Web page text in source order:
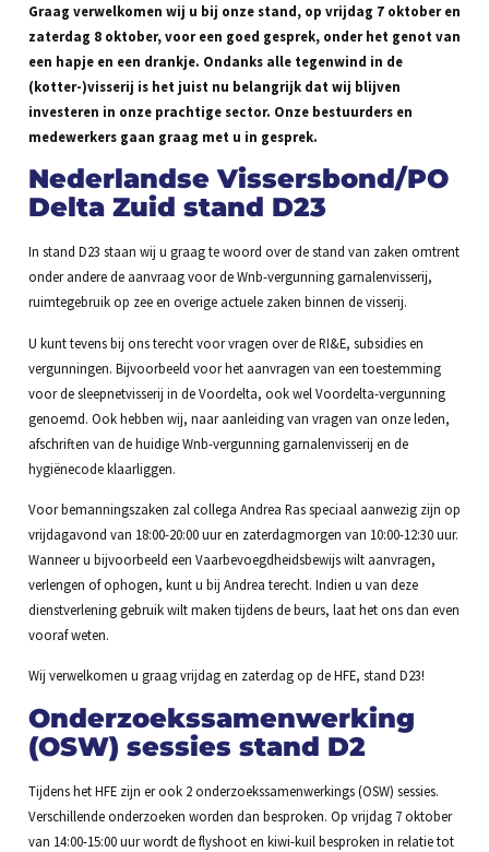
Graag verwelkomen wij u bij onze stand, op vrijdag 7 oktober en
zaterdag 8 oktober, voor een goed gesprek, onder het genot van
een hapje en een drankje. Ondanks alle tegenwind in de
(kotter-)visserij is het juist nu belangrijk dat wij blijven
investeren in onze prachtige sector. Onze bestuurders en
medewerkers gaan graag met u in gesprek.
Nederlandse Vissersbond/PO
Delta Zuid stand D23
In stand D23 staan wij u graag te woord over de stand van zaken omtrent
onder andere de aanvraag voor de Wnb-vergunning garnalenvisserij,
ruimtegebruik op zee en overige actuele zaken binnen de visserij.
U kunt tevens bij ons terecht voor vragen over de RI&E, subsidies en
vergunningen. Bijvoorbeeld voor het aanvragen van een toestemming
voor de sleepnetvisserij in de Voordelta, ook wel Voordelta-vergunning
genoemd. Ook hebben wij, naar aanleiding van vragen van onze leden,
afschriften van de huidige Wnb-vergunning garnalenvisserij en de
hygiënecode klaarliggen.
Voor bemanningszaken zal collega Andrea Ras speciaal aanwezig zijn op
vrijdagavond van 18:00-20:00 uur en zaterdagmorgen van 10:00-12:30 uur.
Wanneer u bijvoorbeeld een Vaarbevoegdheidsbewijs wilt aanvragen,
verlengen of ophogen, kunt u bij Andrea terecht. Indien u van deze
dienstverlening gebruik wilt maken tijdens de beurs, laat het ons dan even
vooraf weten.
Wij verwelkomen u graag vrijdag en zaterdag op de HFE, stand D23!
Onderzoekssamenwerking
(OSW) sessies stand D2
Tijdens het HFE zijn er ook 2 onderzoekssamenwerkings (OSW) sessies.
Verschillende onderzoeken worden dan besproken. Op vrijdag 7 oktober
van 14:00-15:00 uur wordt de flyshoot en kiwi-kuil besproken in relatie tot